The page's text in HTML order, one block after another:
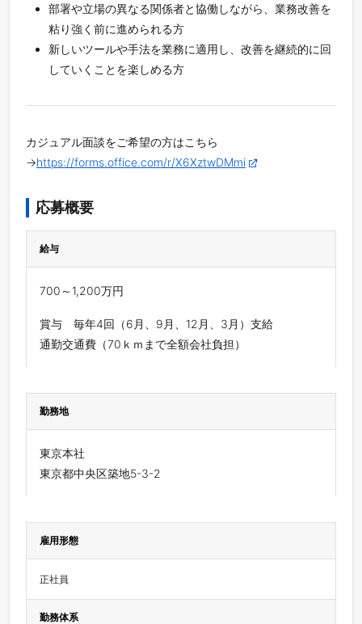
部署や立場の異なる関係者と協働しながら、業務改善を
粘り強く前に進められる方
新しいツールや手法を業務に適用し、改善を継続的に回
していくことを楽しめる方
カジュアル面談をご希望の方はこちら
→https://forms.office.com/r/X6XztwDMmi
応募概要
給与
700～1,200万円
賞与 毎年4回（6月、9月、12月、3月）支給
通勤交通費（70ｋｍまで全額会社負担）
勤務地
東京本社
東京都中央区築地5-3-2
雇用形態
正社員
勤務体系